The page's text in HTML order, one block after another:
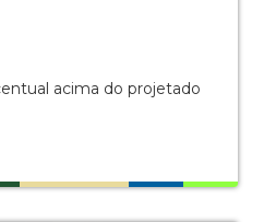
acima do projetado